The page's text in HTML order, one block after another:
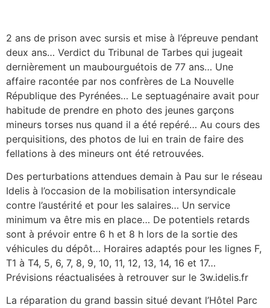
2 ans de prison avec sursis et mise à l’épreuve pendant
deux ans… Verdict du Tribunal de Tarbes qui jugeait
dernièrement un maubourguétois de 77 ans… Une
affaire racontée par nos confrères de La Nouvelle
République des Pyrénées… Le septuagénaire avait pour
habitude de prendre en photo des jeunes garçons
mineurs torses nus quand il a été repéré… Au cours des
perquisitions, des photos de lui en train de faire des
fellations à des mineurs ont été retrouvées.
Des perturbations attendues demain à Pau sur le réseau
Idelis à l’occasion de la mobilisation intersyndicale
contre l’austérité et pour les salaires… Un service
minimum va être mis en place… De potentiels retards
sont à prévoir entre 6 h et 8 h lors de la sortie des
véhicules du dépôt… Horaires adaptés pour les lignes F,
T1 à T4, 5, 6, 7, 8, 9, 10, 11, 12, 13, 14, 16 et 17…
Prévisions réactualisées à retrouver sur le 3w.idelis.fr
La réparation du grand bassin situé devant l’Hôtel Parc